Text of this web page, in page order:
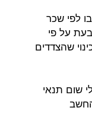
לפי שכר
על פי
שהצדדים
שום תנאי